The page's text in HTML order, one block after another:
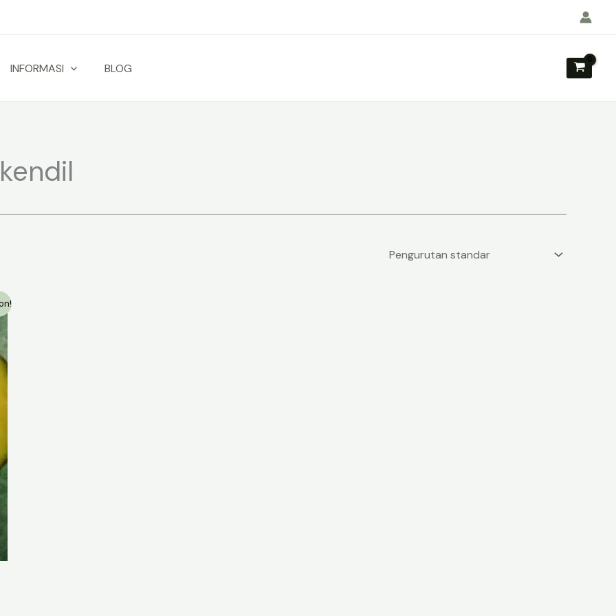
INFORMASI BLOG